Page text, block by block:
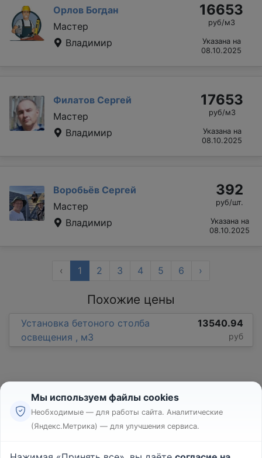
Орлов Богдан
Мастер
Владимир
16653
руб/м3
Указана на
08.10.2025
Филатов Сергей
Мастер
Владимир
17653
руб/м3
Указана на
08.10.2025
Воробьёв Сергей
Мастер
Владимир
392
руб/шт.
Указана на
08.10.2025
‹ 1 2 3 4 5 6 ›
Похожие цены
Установка бетоного столба
освещения , м3
13540.94
руб
Реклама
Мы используем файлы cookies
Необходимые — для работы сайта. Аналитические
(Яндекс.Метрика) — для улучшения сервиса.